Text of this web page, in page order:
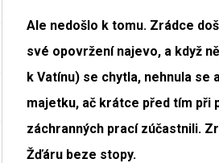
Ale nedošlo k tomu. Zrádce
své opovržení najevo, a když
k Vatínu) se chytla, nehnula se
majetku, ač krátce před tím při
záchranných prací zúčastnili.
Žďáru beze stopy.